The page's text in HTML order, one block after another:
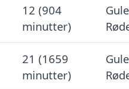
12 (904
minutter)
21 (1659
minutter)